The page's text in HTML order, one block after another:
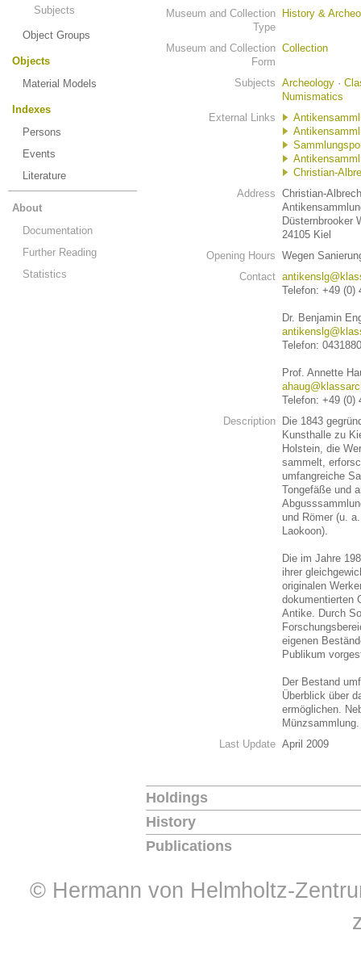
Subjects
Object Groups
Objects
Material Models
Indexes
Persons
Events
Literature
About
Documentation
Further Reading
Statistics
Museum and Collection
Type
History &
Museum and Collection
Form
Collection
Subjects Archeology ·
Numismatics
External Links
Christian-
Address Christian-
Düsternbrooker
24105 Kiel
Opening Hours Wegen
Contact
Telefon: +49 (0)
Dr. Benjamin
Telefon:
Prof. Annette
Telefon: +49 (0)
Description
Die 1843
Kunsthalle zu
Holstein, die
sammelt,
umfangreiche
Tongefäße und
und Römer (u.
Laokoon).
Die im Jahre
ihrer
originalen
dokumentierten
Antike. Durch
eigenen
Publikum
Der Bestand
Überblick über
ermöglichen.
Last Update April 2009
Holdings
History
Publications
© Hermann von Helmholtz-